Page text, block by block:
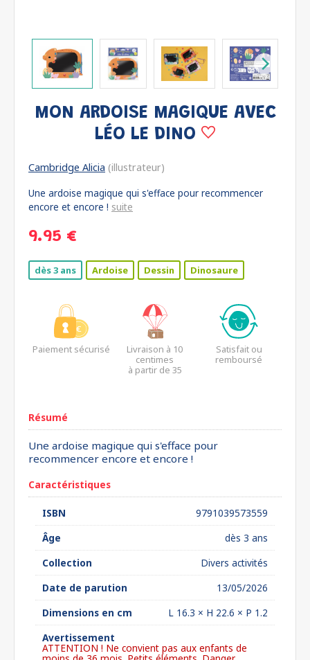
MON ARDOISE MAGIQUE AVEC
LÉO LE DINO
Cambridge Alicia (illustrateur)
Une ardoise magique qui s'efface pour recommencer
encore et encore ! suite
9.95 €
dès 3 ans Ardoise Dessin Dinosaure
Paiement sécurisé
Livraison à 10
centimes
à partir de 35
Satisfait ou
remboursé
Résumé
Une ardoise magique qui s'efface pour
recommencer encore et encore !
Caractéristiques
ISBN
9791039573559
Âge
dès 3 ans
Collection
Divers activités
Date de parution
13/05/2026
Dimensions en cm
L 16.3 × H 22.6 × P 1.2
Avertissement
ATTENTION ! Ne convient pas aux enfants de